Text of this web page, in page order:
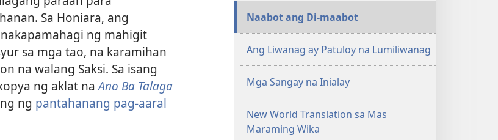
Sa Honiara, ang
ng mahigit
sa mga tao, na karamihan
na walang Saksi. Sa isang
ng aklat naAno Ba Talaga
ng pantahanang pag-aaral
Naabot ang Di-maabot
Ang Liwanag ay Patuloy na Lumiliwanag
Mga Sangay na Inialay
New World Translation sa Mas
Maraming Wika